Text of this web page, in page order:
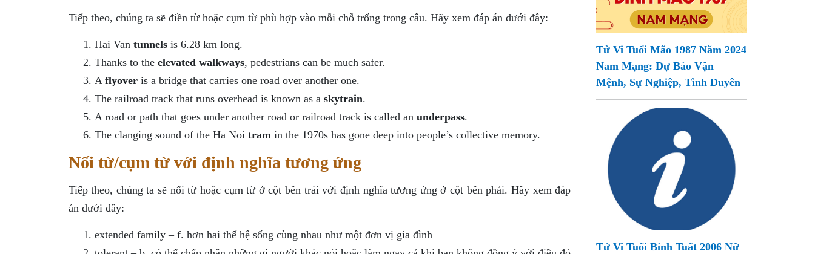
Tiếp theo, chúng ta sẽ điền từ hoặc cụm từ phù hợp vào mỗi chỗ trống trong câu. Hãy xem đáp án dưới đây:
Hai Van tunnelsis 6.28 km long.
Thanks to the elevated walkways, pedestrians can be much safer.
A flyoveris a bridge that carries one road over another one.
The railroad track that runs overhead is known as a skytrain.
A road or path that goes under another road or railroad track is called an underpass.
The clanging sound of the Ha Noi tram in the 1970s has gone deep into people’s collective memory.
Nối từ/cụm từ với định nghĩa tương ứng
Tiếp theo, chúng ta sẽ nối từ hoặc cụm từ ở cột bên trái với định nghĩa tương ứng ở cột bên phải. Hãy xem đáp
án dưới đây:
extended family – f. hơn hai thế hệ sống cùng nhau như một đơn vị gia đình
Tử Vi Tuổi Mão 1987 Năm 2024
Nam Mạng: Dự Báo Vận
Mệnh, Sự Nghiệp, Tình Duyên
Tử Vi Tuổi Bính Tuất 2006 Nữ